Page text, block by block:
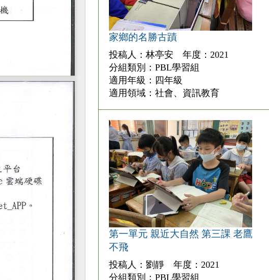
家鄉的名勝古蹟
投稿人：林亭安 年度：2021
分組類別：PBL學習組
適用年級：四年級
適用領域：社會、資訊教育
第一單元 親近大自然 第三課 老鷹
不飛
投稿人：劉靜 年度：2021
分組類別：PBL學習組